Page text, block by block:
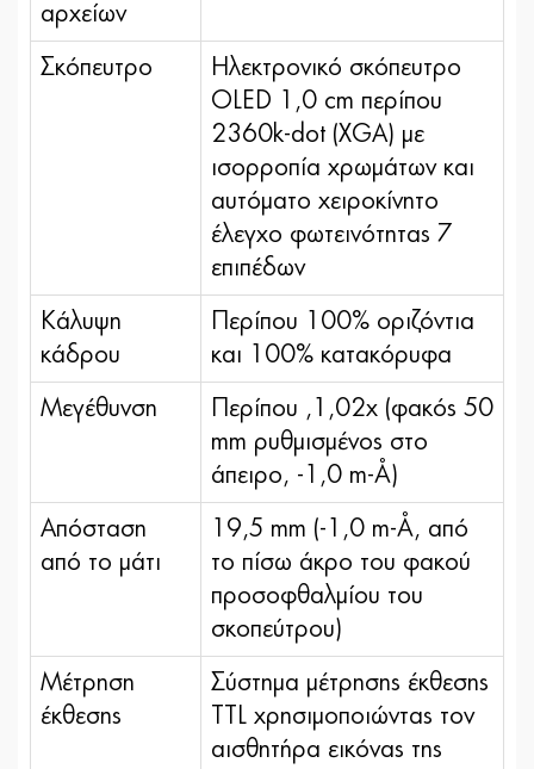
αρχείων
Σκόπευτρο
Hλεκτρονικό σκόπευτρο
OLED 1,0 cm περίπου
2360k-dot (XGA) με
ισορροπία χρωμάτων και
αυτόματο χειροκίνητο
έλεγχο φωτεινότητας 7
επιπέδων
Κάλυψη
κάδρου
Περίπου 100% οριζόντια
και 100% κατακόρυφα
Μεγέθυνση
Περίπου ,1,02x (φακός 50
mm ρυθμισμένος στο
άπειρο, -1,0 m-¹)
Απόσταση
από το μάτι
19,5 mm (-1,0 m-¹, από
το πίσω άκρο του φακού
προσοφθαλμίου του
σκοπεύτρου)
Μέτρηση
έκθεσης
Σύστημα μέτρησης έκθεσης
TTL χρησιμοποιώντας τον
αισθητήρα εικόνας της